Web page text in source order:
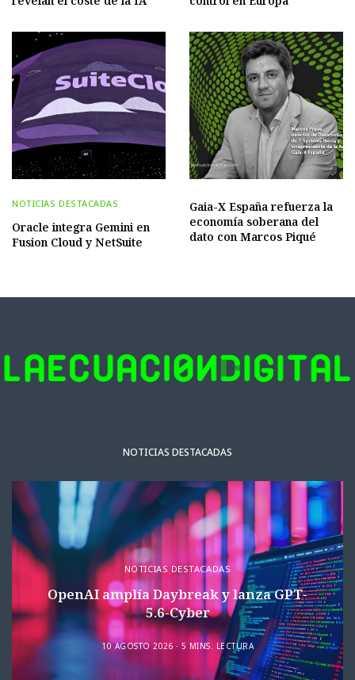
NOTICIAS DESTACADAS
Oracle integra Gemini en
Fusion Cloud y NetSuite
Gaia-X España refuerza la
economía soberana del
dato con Marcos Piqué
NOTICIAS DESTACADAS
NOTICIAS DESTACADAS
OpenAI amplía Daybreak y lanza GPT-
5.6-Cyber
10 AGOSTO 2026 5 MINS. LECTURA